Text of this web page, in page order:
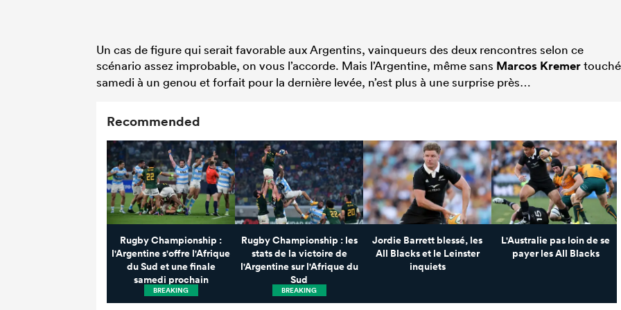
Un cas de figure qui serait favorable aux Argentins, vainqueurs des deux rencontres selon ce
scénario assez improbable, on vous l’accorde. Mais l’Argentine, même sans Marcos Kremertouché
samedi à un genou et forfait pour la dernière levée, n’est plus à une surprise près…
Recommended
Rugby Championship :
l'Argentine s'offre l'Afrique
du Sud et une finale
samedi prochain
BREAKING
Rugby Championship : les
stats de la victoire de
l'Argentine sur l'Afrique du
Sud
BREAKING
Jordie Barrett blessé, les
All Blacks et le Leinster
inquiets
L'Australie pas loin de se
payer les All Blacks